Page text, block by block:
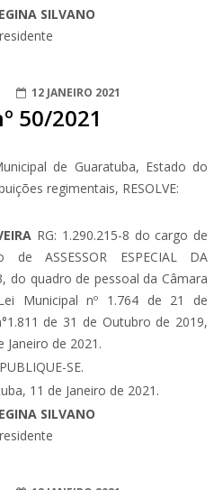
SILVANO
12 JANEIRO 2021
50/2021
de Guaratuba, Estado do
regimentais, RESOLVE:
RG: 1.290.215-8 do cargo de
ASSESSOR ESPECIAL DA
do quadro de pessoal da Câmara
Municipal nº 1.764 de 21 de
de 31 de Outubro de 2019,
de 2021.
SE.
11 de Janeiro de 2021.
SILVANO